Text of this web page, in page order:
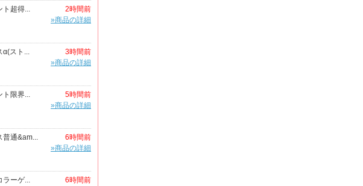
ト超得...
2時間前
»商品の詳細
α(スト...
3時間前
»商品の詳細
ト限界...
5時間前
»商品の詳細
普通&am...
6時間前
»商品の詳細
ラーゲ...
6時間前